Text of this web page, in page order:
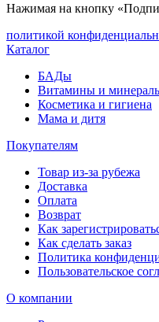
Нажимая на кнопку
политикой
Каталог
БАДы
Витамины и
Косметика и гигиена
Мама и дитя
Покупателям
Товар из-за рубежа
Доставка
Оплата
Возврат
Как
Как сделать заказ
Политика
Пользовательское
О компании